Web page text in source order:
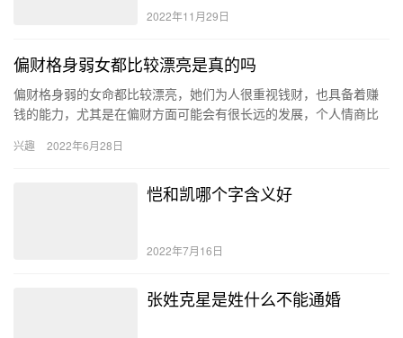
2022年11月29日
偏财格身弱女都比较漂亮是真的吗
偏财格身弱的女命都比较漂亮，她们为人很重视钱财，也具备着赚
钱的能力，尤其是在偏财方面可能会有很长远的发展，个人情商比
女…
兴趣 2022年6月28日
恺和凯哪个字含义好
2022年7月16日
张姓克星是姓什么不能通婚